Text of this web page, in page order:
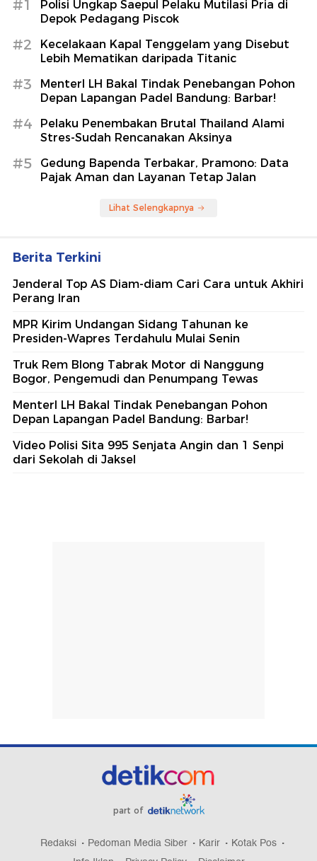
#1
Polisi Ungkap Saepul Pelaku Mutilasi Pria di
Depok Pedagang Piscok
#2
Kecelakaan Kapal Tenggelam yang Disebut
Lebih Mematikan daripada Titanic
#3
MenterI LH Bakal Tindak Penebangan Pohon
Depan Lapangan Padel Bandung: Barbar!
#4
Pelaku Penembakan Brutal Thailand Alami
Stres-Sudah Rencanakan Aksinya
#5
Gedung Bapenda Terbakar, Pramono: Data
Pajak Aman dan Layanan Tetap Jalan
Lihat Selengkapnya
Berita Terkini
Jenderal Top AS Diam-diam Cari Cara untuk Akhiri
Perang Iran
MPR Kirim Undangan Sidang Tahunan ke
Presiden-Wapres Terdahulu Mulai Senin
Truk Rem Blong Tabrak Motor di Nanggung
Bogor, Pengemudi dan Penumpang Tewas
MenterI LH Bakal Tindak Penebangan Pohon
Depan Lapangan Padel Bandung: Barbar!
Video Polisi Sita 995 Senjata Angin dan 1 Senpi
dari Sekolah di Jaksel
part of
Redaksi Pedoman Media Siber Karir
Kotak Pos